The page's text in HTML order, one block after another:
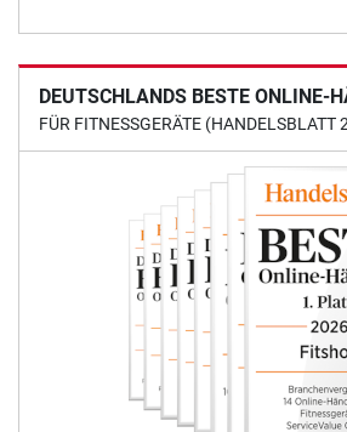
DEUTSCHLANDS BESTE ONLINE-
FÜR FITNESSGERÄTE (HANDELSBLATT